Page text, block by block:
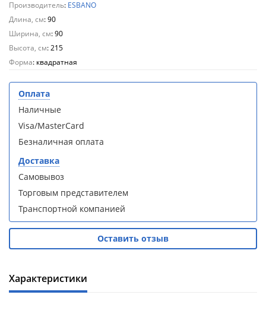
Aqwella
Fargo 60
(тумба с
+ зеркало)
(витрина)
Душевое
ограждение
WELTWASSER
100/159
1000х1000х1590
мм без поддона
(витрина)
новинки
Aqwella
Fargo 60
(тумба с
+ зеркало)
(витрина)
Душевое
ограждение
WELTWASSER
100/159
1000х1000х1590
мм без поддона
(витрина)
акции
Производитель: ESBANO
Длина, см: 90
Ширина, см: 90
Высота, см: 215
Форма: квадратная
Оплата
Наличные
Visa/MasterCard
Безналичная оплата
Доставка
Самовывоз
Торговым представителем
Транспортной компанией
Оставить отзыв
Характеристики